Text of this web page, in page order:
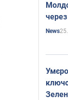
News